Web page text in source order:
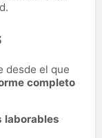
desde el que
completo
laborables